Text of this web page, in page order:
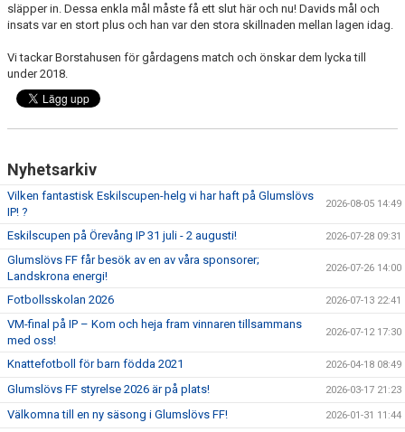
släpper in. Dessa enkla mål måste få ett slut här och nu! Davids mål och
insats var en stort plus och han var den stora skillnaden mellan lagen idag.
Vi tackar Borstahusen för gårdagens match och önskar dem lycka till
under 2018.
Nyhetsarkiv
Vilken fantastisk Eskilscupen-helg vi har haft på Glumslövs
IP! ?
2026-08-05 14:49
Eskilscupen på Örevång IP 31 juli - 2 augusti! 2026-07-28 09:31
Glumslövs FF får besök av en av våra sponsorer;
Landskrona energi!
2026-07-26 14:00
Fotbollsskolan 2026 2026-07-13 22:41
VM-final på IP – Kom och heja fram vinnaren tillsammans
med oss!
2026-07-12 17:30
Knattefotboll för barn födda 2021 2026-04-18 08:49
Glumslövs FF styrelse 2026 är på plats! 2026-03-17 21:23
Välkomna till en ny säsong i Glumslövs FF! 2026-01-31 11:44